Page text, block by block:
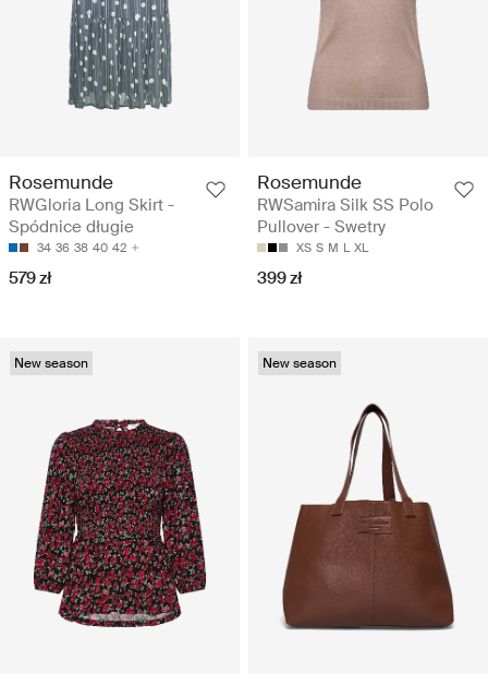
Rosemunde
RWGloria Long Skirt -
Spódnice długie
34 36 38 40 42
579 zł
Rosemunde
RWSamira Silk SS Polo
Pullover - Swetry
XS S M L XL
399 zł
New season New season